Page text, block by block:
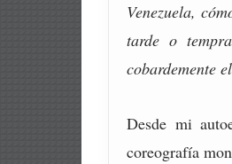
Venezuela,
tarde o
cobardemente
Desde mi
coreografía